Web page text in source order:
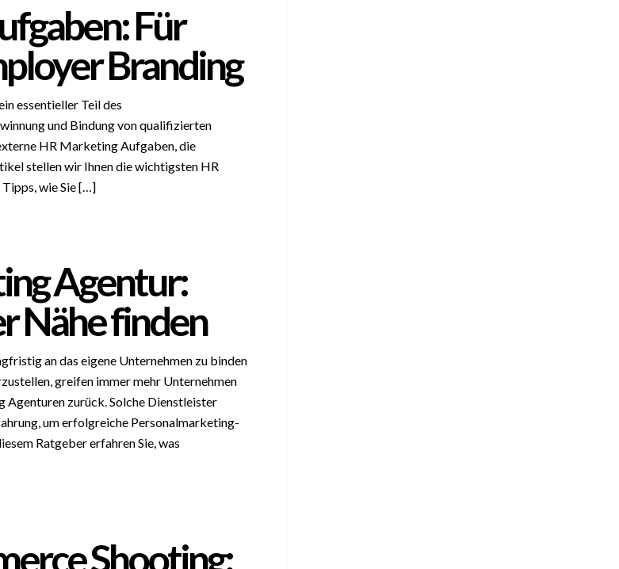
Für
Branding
essentieller Teil des
und Bindung von qualifizierten
HR Marketing Aufgaben, die
stellen wir Ihnen die wichtigsten HR
wie Sie […]
Agentur:
Nähe finden
an das eigene Unternehmen zu binden
greifen immer mehr Unternehmen
zurück. Solche Dienstleister
um erfolgreiche Personalmarketing-
Ratgeber erfahren Sie, was
Shooting: